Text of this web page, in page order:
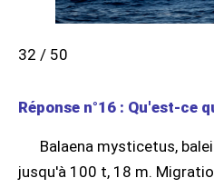
32 / 50
Réponse n°16 : Qu'est-ce
Balaena mysticetus,
jusqu'à 100 t, 18 m.